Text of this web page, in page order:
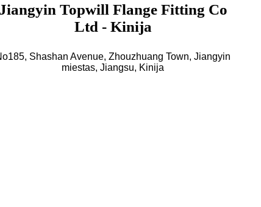
Jiangyin Topwill Flange Fitting Co
Ltd - Kinija
Shashan Avenue, Zhouzhuang Town, Jiangyin
miestas, Jiangsu, Kinija